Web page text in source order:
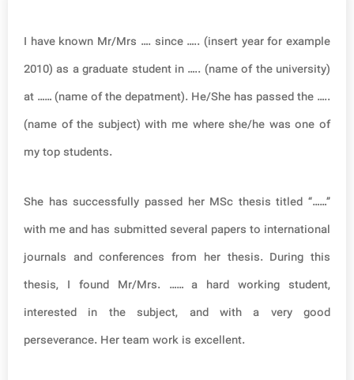
I have known Mr/Mrs …. since ….. (insert year for example
2010) as a graduate student in ….. (name of the university)
at …… (name of the depatment). He/She has passed the …..
(name of the subject) with me where she/he was one of
my top students.
She has successfully passed her MSc thesis titled “……”
with me and has submitted several papers to international
journals and conferences from her thesis. During this
thesis, I found Mr/Mrs. …… a hard working student,
interested in the subject, and with a very good
perseverance. Her team work is excellent.